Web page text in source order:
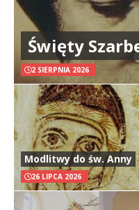
Święty
2 SIERPNIA 2026
Modlitwy do św. Anny
26 LIPCA 2026